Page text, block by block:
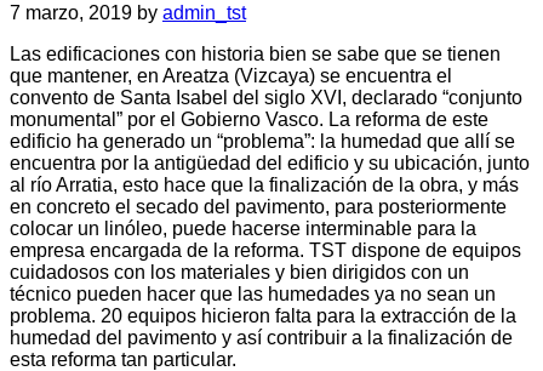
7 marzo, 2019 by admin_tst
Las edificaciones con historia bien se sabe que se tienen
que mantener, en Areatza (Vizcaya) se encuentra el
convento de Santa Isabel del siglo XVI, declarado “conjunto
monumental” por el Gobierno Vasco. La reforma de este
edificio ha generado un “problema”: la humedad que allí se
encuentra por la antigüedad del edificio y su ubicación, junto
al río Arratia, esto hace que la finalización de la obra, y más
en concreto el secado del pavimento, para posteriormente
colocar un linóleo, puede hacerse interminable para la
empresa encargada de la reforma. TST dispone de equipos
cuidadosos con los materiales y bien dirigidos con un
técnico pueden hacer que las humedades ya no sean un
problema. 20 equipos hicieron falta para la extracción de la
humedad del pavimento y así contribuir a la finalización de
esta reforma tan particular.